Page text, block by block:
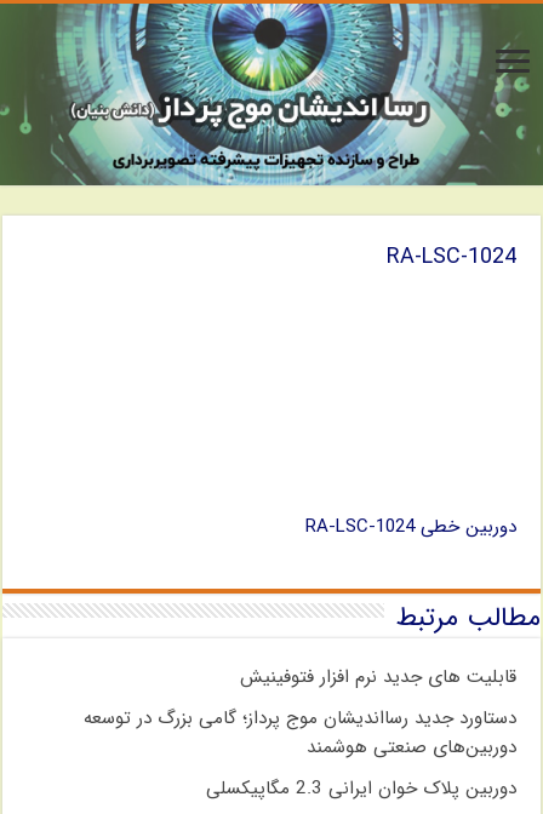
RA-LSC-1024
دوربین خطی RA-LSC-1024
مطالب مرتبط
قابلیت های جدید نرم افزار فتوفینیش
دستاورد جدید رسااندیشان موج پرداز؛ گامی بزرگ در توسعه
دوربین‌های صنعتی هوشمند
دوربین پلاک خوان ایرانی 2.3 مگاپیکسلی